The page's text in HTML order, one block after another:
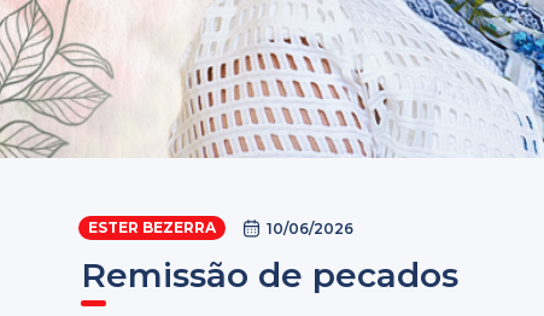
ESTER BEZERRA 10/06/2026
Remissão de pecados